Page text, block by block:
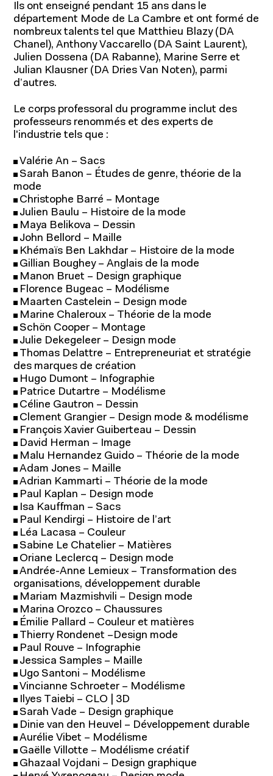
À propos
Ils ont enseigné pendant 15 ans dans le
département Mode de La Cambre et ont formé de
nombreux talents tel que Matthieu Blazy (DA
Chanel), Anthony Vaccarello (DA Saint Laurent),
Julien Dossena (DA Rabanne), Marine Serre et
Julian Klausner (DA Dries Van Noten), parmi
d’autres.
Le corps professoral du programme inclut des
professeurs renommés et des experts de
l'industrie tels que :
Valérie An – Sacs
Sarah Banon – Études de genre, théorie de la
mode
Christophe Barré – Montage
Julien Baulu – Histoire de la mode
Maya Belikova – Dessin
John Bellord – Maille
Khémaïs Ben Lakhdar – Histoire de la mode
Gillian Boughey – Anglais de la mode
Manon Bruet – Design graphique
Florence Bugeac – Modélisme
Maarten Castelein – Design mode
Marine Chaleroux – Théorie de la mode
Schön Cooper – Montage
Julie Dekegeleer – Design mode
Thomas Delattre – Entrepreneuriat et stratégie
des marques de création
Hugo Dumont – Infographie
Patrice Dutartre – Modélisme
Céline Gautron – Dessin
Clement Grangier – Design mode & modélisme
François Xavier Guiberteau – Dessin
David Herman – Image
Malu Hernandez Guido – Théorie de la mode
Adam Jones – Maille
Adrian Kammarti – Théorie de la mode
Paul Kaplan – Design mode
Isa Kauffman – Sacs
Paul Kendirgi – Histoire de l’art
Léa Lacasa – Couleur
Sabine Le Chatelier – Matières
Oriane Leclercq – Design mode
Andrée-Anne Lemieux – Transformation des
organisations, développement durable
Mariam Mazmishvili – Design mode
Marina Orozco – Chaussures
Émilie Pallard – Couleur et matières
Thierry Rondenet –Design mode
Paul Rouve – Infographie
Jessica Samples – Maille
Ugo Santoni – Modélisme
Vincianne Schroeter – Modélisme
Ilyes Taiebi – CLO | 3D
Sarah Vade – Design graphique
Dinie van den Heuvel – Développement durable
Aurélie Vibet – Modélisme
Gaëlle Villotte – Modélisme créatif
Ghazaal Vojdani – Design graphique